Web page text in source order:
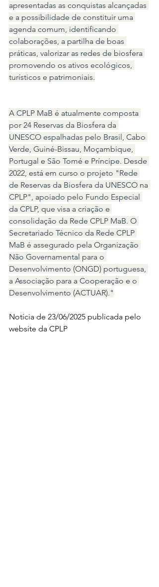
apresentadas as conquistas alcançadas
e a possibilidade de constituir uma
agenda comum, identificando
colaborações, a partilha de boas
práticas, valorizar as redes de biosfera
promovendo os ativos ecológicos,
turísticos e patrimoniais.
A CPLP MaB é atualmente composta
por 24 Reservas da Biosfera da
UNESCO espalhadas pelo Brasil, Cabo
Verde, Guiné-Bissau, Moçambique,
Portugal e São Tomé e Príncipe. Desde
2022, está em curso o projeto "Rede
de Reservas da Biosfera da UNESCO na
CPLP", apoiado pelo Fundo Especial
da CPLP, que visa a criação e
consolidação da Rede CPLP MaB. O
Secretariado Técnico da Rede CPLP
MaB é assegurado pela Organização
Não Governamental para o
Desenvolvimento (ONGD) portuguesa,
a Associação para a Cooperação e o
Desenvolvimento (ACTUAR)."
Notícia de 23/06/2025 publicada pelo
website da CPLP